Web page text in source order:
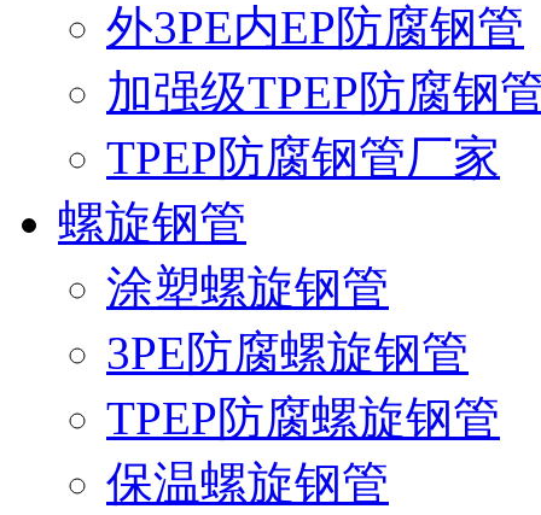
外3PE内EP防腐钢管
加强级TPEP防腐钢
TPEP防腐钢管厂家
螺旋钢管
涂塑螺旋钢管
3PE防腐螺旋钢管
TPEP防腐螺旋钢管
保温螺旋钢管